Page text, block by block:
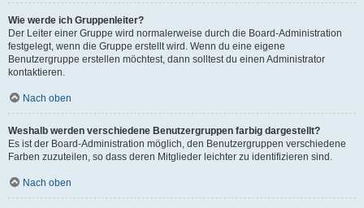
Wie werde ich Gruppenleiter?
Der Leiter einer Gruppe wird normalerweise durch die Board-Administration
festgelegt, wenn die Gruppe erstellt wird. Wenn du eine eigene
Benutzergruppe erstellen möchtest, dann solltest du einen Administrator
kontaktieren.
Nach oben
Weshalb werden verschiedene Benutzergruppen farbig dargestellt?
Es ist der Board-Administration möglich, den Benutzergruppen verschiedene
Farben zuzuteilen, so dass deren Mitglieder leichter zu identifizieren sind.
Nach oben